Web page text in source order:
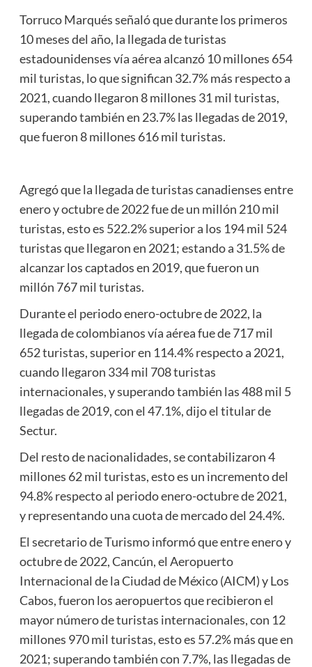
Torruco Marqués señaló que durante los primeros
10 meses del año, la llegada de turistas
estadounidenses vía aérea alcanzó 10 millones 654
mil turistas, lo que significan 32.7% más respecto a
2021, cuando llegaron 8 millones 31 mil turistas,
superando también en 23.7% las llegadas de 2019,
que fueron 8 millones 616 mil turistas.
Agregó que la llegada de turistas canadienses entre
enero y octubre de 2022 fue de un millón 210 mil
turistas, esto es 522.2% superior a los 194 mil 524
turistas que llegaron en 2021; estando a 31.5% de
alcanzar los captados en 2019, que fueron un
millón 767 mil turistas.
Durante el periodo enero-octubre de 2022, la
llegada de colombianos vía aérea fue de 717 mil
652 turistas, superior en 114.4% respecto a 2021,
cuando llegaron 334 mil 708 turistas
internacionales, y superando también las 488 mil 5
llegadas de 2019, con el 47.1%, dijo el titular de
Sectur.
Del resto de nacionalidades, se contabilizaron 4
millones 62 mil turistas, esto es un incremento del
94.8% respecto al periodo enero-octubre de 2021,
y representando una cuota de mercado del 24.4%.
El secretario de Turismo informó que entre enero y
octubre de 2022, Cancún, el Aeropuerto
Internacional de la Ciudad de México (AICM) y Los
Cabos, fueron los aeropuertos que recibieron el
mayor número de turistas internacionales, con 12
millones 970 mil turistas, esto es 57.2% más que en
2021; superando también con 7.7%, las llegadas de